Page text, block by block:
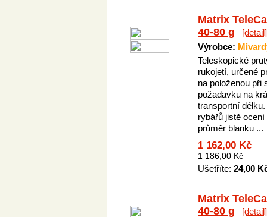
Matrix
40-80 g
[detail]
Výrobce:
Teleskopické
rukojetí, určené
na položenou při
požadavku na
transportní
rybářů jistě
průměr blanku ...
1 162,00 Kč
1 186,00 Kč
Ušetříte: 24,00
Matrix
40-80 g
[detail]